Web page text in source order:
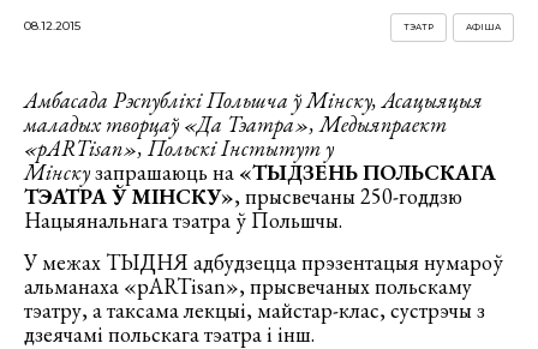
08.12.2015 АФІША
ТЭАТР
Амбасада Рэспублікі Польшча ў Мінску,Асацыяцыя
маладых творцаў «Да Тэатра»,Медыяпраект
«pARTisan»,Польскі Інстытут у
Мінскузапрашаюць на «ТЫДЗЕНЬ ПОЛЬСКАГА
ТЭАТРА Ў МІНСКУ», прысвечаны 250-годдзю
Нацыянальнага тэатра ў Польшчы.
У межах ТЫДНЯ адбудзецца прэзентацыя нумароў
альманаха «pARTisan», прысвечаных польскаму
тэатру, а таксама лекцыі, майстар-клас, сустрэчы з
дзеячамі польскага тэатра і інш.